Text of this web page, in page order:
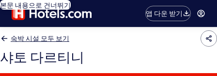
본문 내용으로 건너뛰기
앱 다운 받기
숙박 시설 모두 보기
샤토 다르티니